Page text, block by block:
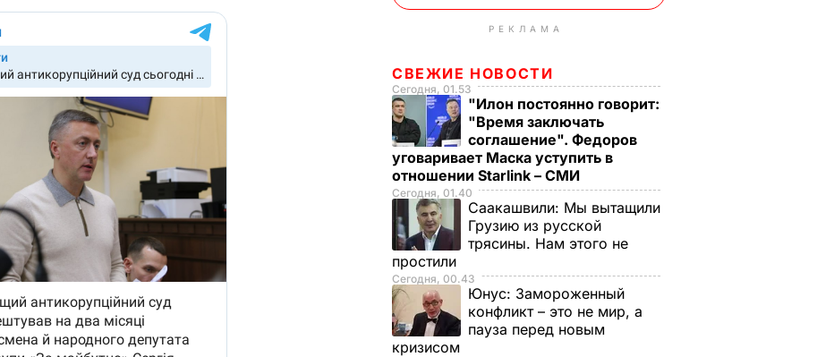
РЕКЛАМА
СВЕЖИЕ НОВОСТИ
Сегодня, 01.53
"Илон постоянно говорит:
"Время заключать
соглашение". Федоров
уговаривает Маска уступить в
отношении Starlink – СМИ
Сегодня, 01.40
Саакашвили: Мы вытащили
Грузию из русской
трясины. Нам этого не
простили
Сегодня, 00.43
Юнус: Замороженный
конфликт – это не мир, а
пауза перед новым
кризисом